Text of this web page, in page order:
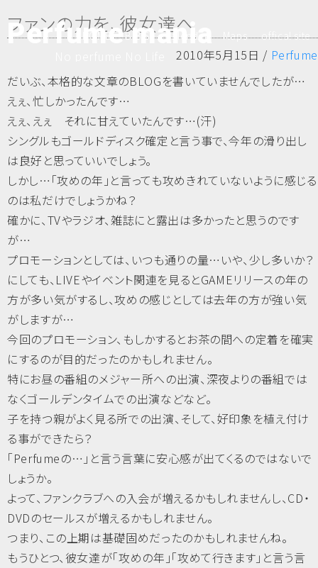
Perfume mania
HOME B.B.S Calender Maps offical site
ファンの力を、彼女達へ
2010年5月15日 / Perfume
だいぶ、本格的な文章のBLOGを書いていませんでしたが…
えぇ、忙しかったんです…
えぇ、えぇ それに甘えていたんです…(汗)
シングルもゴールドディスク確定と言う事で、今年の滑り出し
は良好と思っていいでしょう。
しかし…「攻めの年」と言っても攻めきれていないように感じる
のは私だけでしょうかね？
確かに、TVやラジオ、雑誌にと露出は多かったと思うのです
が…
プロモーションとしては、いつも通りの量…いや、少し多いか？
にしても、LIVEやイベント関連を見るとGAMEリリースの年の
方が多い気がするし、攻めの感じとしては去年の方が強い気
がしますが…
今回のプロモーション、もしかするとお茶の間への定着を確実
にするのが目的だったのかもしれません。
特にお昼の番組のメジャー所への出演、深夜よりの番組では
なくゴールデンタイムでの出演などなど。
子を持つ親がよく見る所での出演、そして、好印象を植え付け
る事ができたら？
「Perfumeの…」と言う言葉に安心感が出てくるのではないで
しょうか。
よって、ファンクラブへの入会が増えるかもしれませんし、CD・
DVDのセールスが増えるかもしれません。
つまり、この上期は基礎固めだったのかもしれませんね。
もうひとつ、彼女達が「攻めの年」「攻めて行きます」と言う言